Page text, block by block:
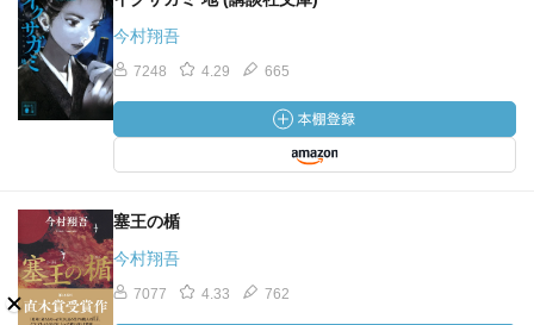
今村翔吾
7248 4.29 665
塞王の楯
今村翔吾
7077 4.33 762